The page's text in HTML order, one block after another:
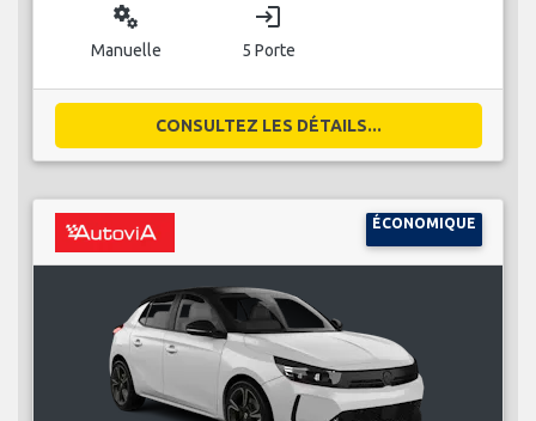
miscellaneous_services
Manuelle
login
5 Porte
CONSULTEZ LES DÉTAILS...
ÉCONOMIQUE